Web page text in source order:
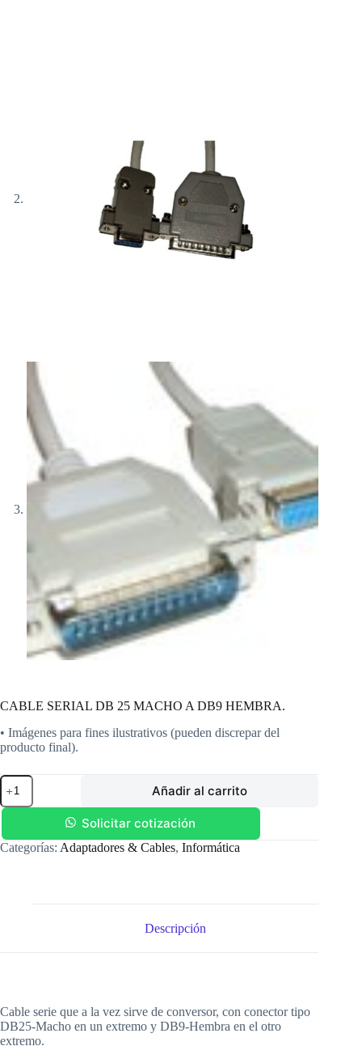
CABLE SERIAL DB 25 MACHO A DB9 HEMBRA.
• Imágenes para fines ilustrativos (pueden discrepar del
producto final).
CABLE
SERIAL
DB
MACHO
A
Añadir al carrito
Solicitar cotización
Categorías: Adaptadores & Cables, Informática
Descripción
Cable serie que a la vez sirve de conversor, con conector tipo
DB25-Macho en un extremo y DB9-Hembra en el otro
extremo.